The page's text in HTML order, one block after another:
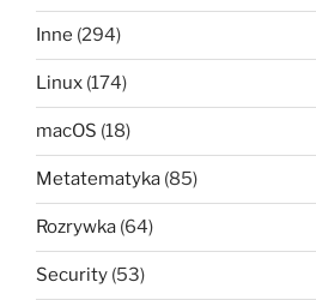
Inne (294)
Linux (174)
macOS (18)
Metatematyka (85)
Rozrywka (64)
Security (53)